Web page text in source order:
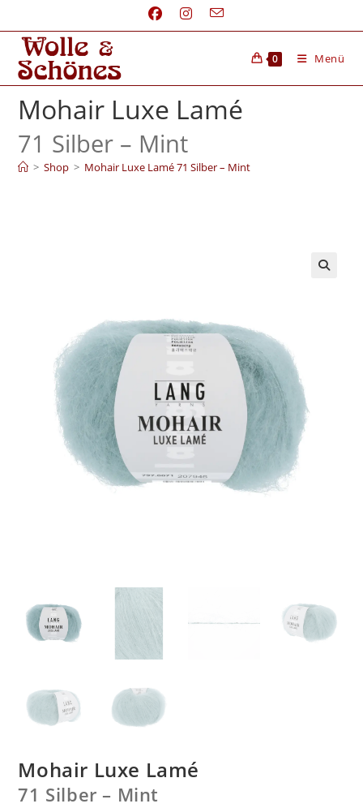
0 Menü
Mohair Luxe Lamé
71 Silber – Mint
> Shop > Mohair Luxe Lamé 71 Silber – Mint
Mohair Luxe Lamé
71 Silber – Mint